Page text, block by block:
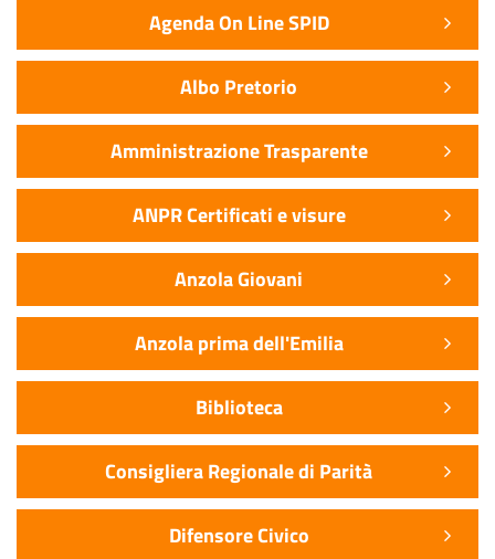
Agenda On Line SPID
Albo Pretorio
Amministrazione Trasparente
ANPR Certificati e visure
Anzola Giovani
Anzola prima dell'Emilia
Biblioteca
Consigliera Regionale di Parità
Difensore Civico